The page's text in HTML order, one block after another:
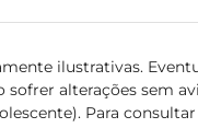
ilustrativas.
alterações sem
Para